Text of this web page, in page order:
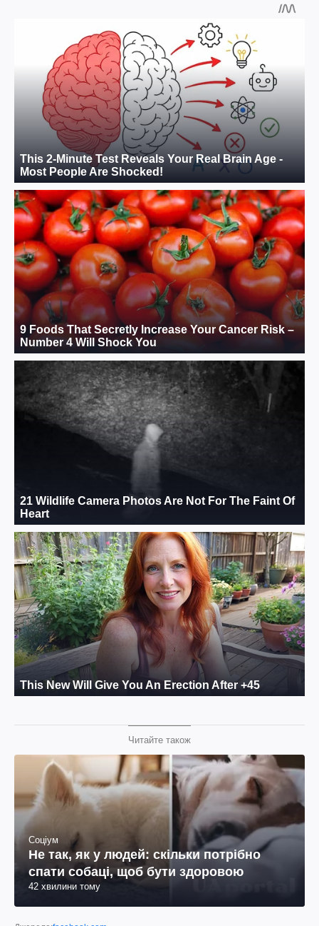
Читайте також
Соціум
Не так, як у людей: скільки потрібно
спати собаці, щоб бути здоровою
42 хвилини тому